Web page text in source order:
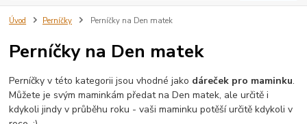
Úvod Perníčky Perníčky na Den matek
Perníčky na Den matek
Perníčky v této kategorii jsou vhodné jako dáreček pro maminku.
Můžete je svým maminkám předat na Den matek, ale určitě i
kdykoli jindy v průběhu roku - vaši maminku potěší určitě kdykoli v